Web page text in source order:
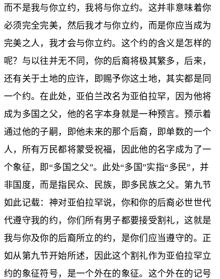
而不是我与你立约，我将与你立约。这并非意味着你
必须完全完美，然后我才与你立约，而是你应当成为
完美之人，我才会与你立约。这个约的含义是怎样的
呢？与以往并无不同，你的后裔将极其繁多，后来，
还有关于土地的应许，即赐予你这土地，其实都是同
一个约。在此处，亚伯兰改名为亚伯拉罕，因为他将
成为多国之父，他的名字本身就是一种预言。预示着
通过他的子嗣，即他未来的那个后裔，即单数的一个
人，所有万民都将蒙受祝福，因此他的名字成为了一
个象征，即“多国之父”。此处“多国”实指“多民”，并
非国度，而是指民众、民族，即多民族之父。第九节
如此记载：神对亚伯拉罕说，你和你的后裔必世世代
代遵守我的约，你们所有男子都要接受割礼，这就是
我与你及你的后裔所立的约，是你们应当遵守的。正
如从第九节开始所述，因此这个割礼作为亚伯拉罕立
约的象征符号，是一个外在的象征。这个外在的记号